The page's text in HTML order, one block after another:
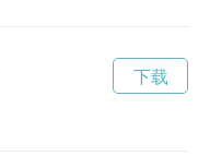
下载